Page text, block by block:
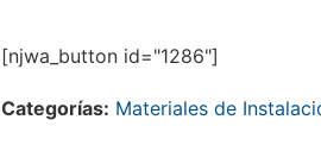
[njwa_button id="1286"]
Categorías: Materiales de